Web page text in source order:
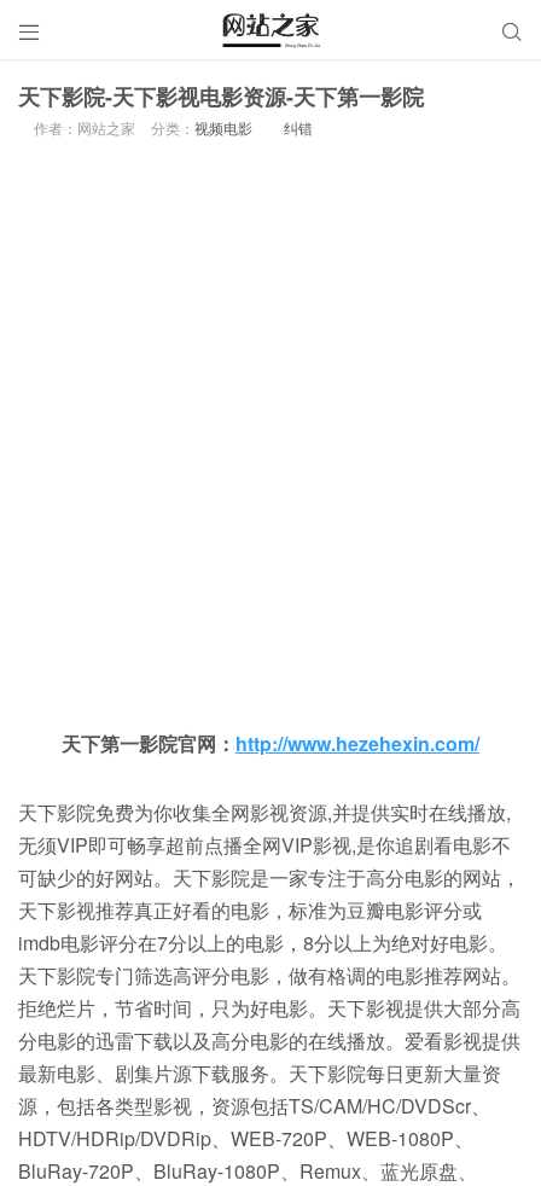
 
天下影院-天下影视电影资源-天下第一影院
作者：网站之家 分类： 视频电影 纠错
天下第一影院官网： http://www.hezehexin.com/
天下影院免费为你收集全网影视资源,并提供实时在线播放,
无须VIP即可畅享超前点播全网VIP影视,是你追剧看电影不
可缺少的好网站。天下影院是一家专注于高分电影的网站，
天下影视推荐真正好看的电影，标准为豆瓣电影评分或
imdb电影评分在7分以上的电影，8分以上为绝对好电影。
天下影院专门筛选高评分电影，做有格调的电影推荐网站。
拒绝烂片，节省时间，只为好电影。天下影视提供大部分高
分电影的迅雷下载以及高分电影的在线播放。爱看影视提供
最新电影、剧集片源下载服务。天下影院每日更新大量资
源，包括各类型影视，资源包括TS/CAM/HC/DVDScr、
HDTV/HDRip/DVDRip、WEB-720P、WEB-1080P、
BluRay-720P、BluRay-1080P、Remux、蓝光原盘、